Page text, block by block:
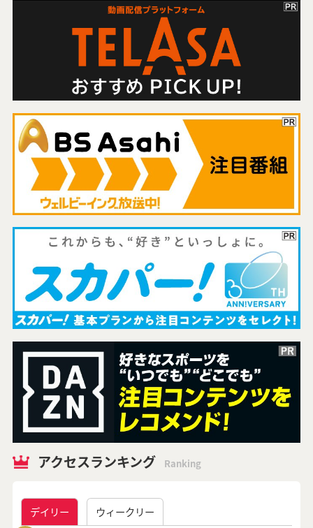
アクセスランキング Ranking
デイリー ウィークリー